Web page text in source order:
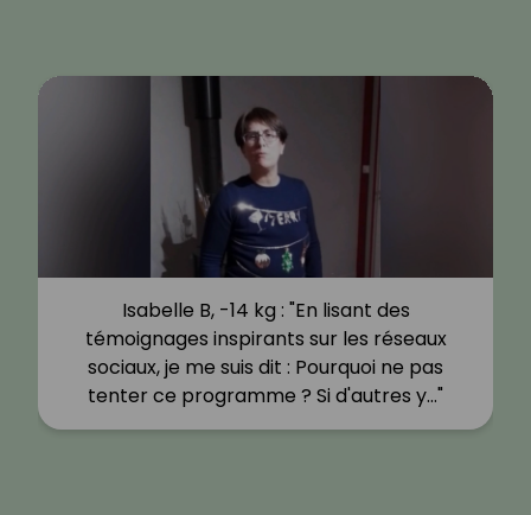
Isabelle B, -14 kg : "En lisant des
témoignages inspirants sur les réseaux
sociaux, je me suis dit : Pourquoi ne pas
tenter ce programme ? Si d'autres y…"